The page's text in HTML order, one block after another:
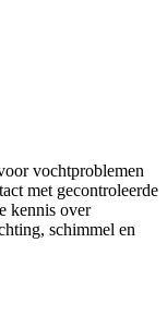
vochtproblemen
met gecontroleerde
kennis over
schimmel en